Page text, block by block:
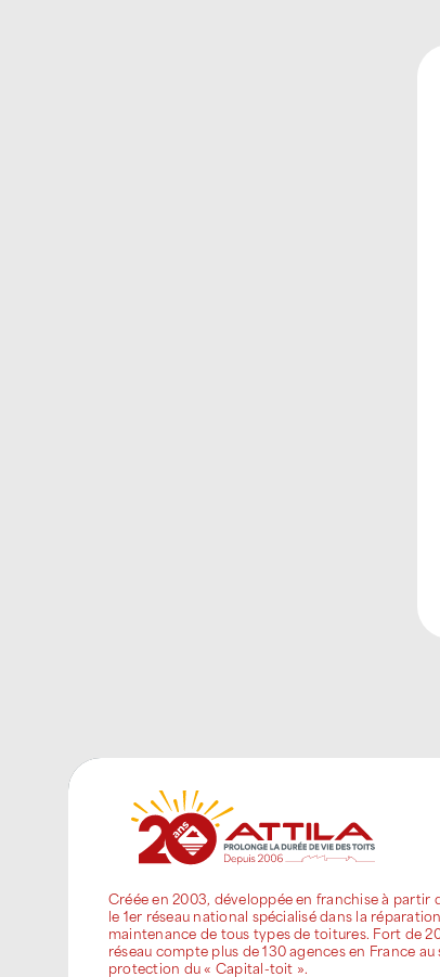
Créée en 2003, développée en franchise à partir
le 1er réseau national spécialisé dans la
maintenance de tous types de toitures. Fort de
réseau compte plus de 130 agences en France au
protection du « Capital-toit ».